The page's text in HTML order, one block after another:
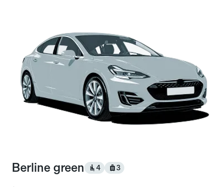
Berline green 4 3